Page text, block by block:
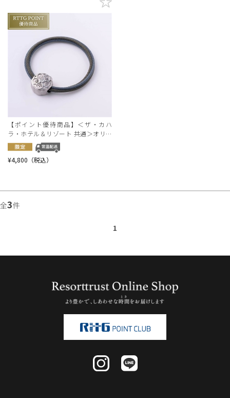
【ポイント優待商品】＜ザ・カハ
ラ・ホテル＆リゾート 共通＞オリジ
ナルロゴヘアゴム(シルバー＆グレー
ミックス)【RTオンラインショップ限
定】
¥4,800（税込）
全3件
1